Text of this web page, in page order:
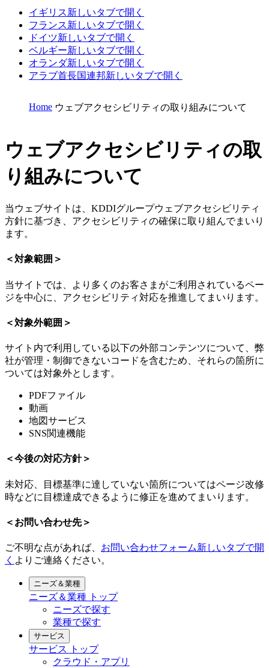
イギリス新しいタブで開く
フランス新しいタブで開く
ドイツ新しいタブで開く
ベルギー新しいタブで開く
オランダ新しいタブで開く
アラブ首長国連邦新しいタブで開く
Home ウェブアクセシビリティの取り組みについて
ウェブアクセシビリティの取
り組みについて
当ウェブサイトは、KDDIグループウェブアクセシビリティ
方針に基づき、アクセシビリティの確保に取り組んでまいり
ます。
＜対象範囲＞
当サイトでは、より多くのお客さまがご利用されているペー
ジを中心に、アクセシビリティ対応を推進してまいります。
＜対象外範囲＞
サイト内で利用している以下の外部コンテンツについて、弊
社が管理・制御できないコードを含むため、それらの箇所に
ついては対象外とします。
PDFファイル
動画
地図サービス
SNS関連機能
＜今後の対応方針＞
未対応、目標基準に達していない箇所についてはページ改修
時などに目標達成できるように修正を進めてまいります。
＜お問い合わせ先＞
ご不明な点があれば、 お問い合わせフォーム新しいタブで開
く よりご連絡ください。
ニーズ＆業種
ニーズ＆業種 トップ
ニーズで探す
業種で探す
サービス
サービス
トップ
クラウド・アプリ